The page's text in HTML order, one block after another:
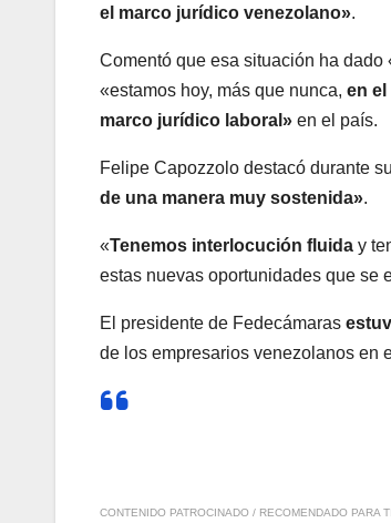
el marco jurídico venezolano».
Comentó que esa situación ha
«estamos hoy, más que nunca, en
marco jurídico laboral» en el país.
Felipe Capozzolo destacó durante
de una manera muy sostenida».
«Tenemos interlocución fluida y
estas nuevas oportunidades que se
El presidente de Fedecámaras
de los empresarios venezolanos en
CONTENIDO PATROCINADO / RECOMENDADO PARA TI